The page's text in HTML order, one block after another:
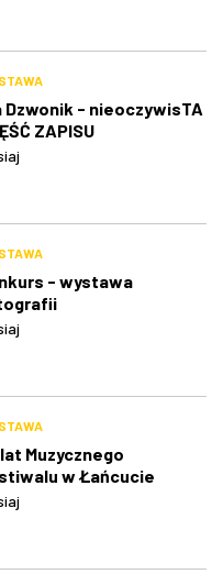
Dzwonik - nieoczywisTA
ZAPISU
- wystawa
Muzycznego
w Łańcucie